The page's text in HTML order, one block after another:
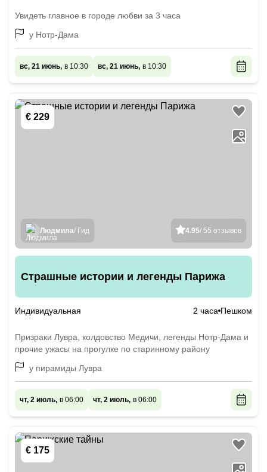
Увидеть главное в городе любви за 3 часа
у Нотр-Дама
вс, 21 июнь, в 10:30 вс, 21 июнь, в 10:30
€ 229
4.95/ 55 отзывов
Людмила/ Гид
Страшные истории и легенды Парижа
Индивидуальная 2 часа Пешком
Призраки Лувра, колдовство Медичи, легенды Нотр-Дама и
прочие ужасы на прогулке по старинному району
у пирамиды Лувра
чт, 2 июль, в 06:00 чт, 2 июль, в 06:00
€ 175